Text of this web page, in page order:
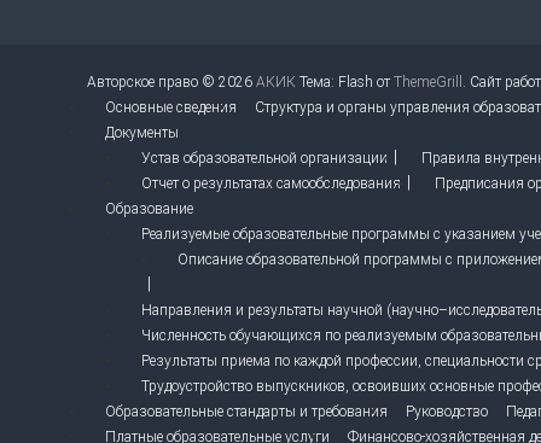
Авторское право © 2026 АКИК Тема: Flash отThemeGrill . Сайт
Основные сведения
Структура и органы управления
Документы
Устав образовательной организации
Правила
Отчет о результатах самообследования
Предписания
Образование
Реализуемые образовательные программы с указанием
Описание образовательной программы с
Направления и результаты научной
Численность обучающихся по реализуемым
Результаты приема по каждой профессии, специальности
Трудоустройство выпускников, освоивших основные
Образовательные стандарты и требования
Руководство
Платные образовательные услуги
Финансово-хозяйственная